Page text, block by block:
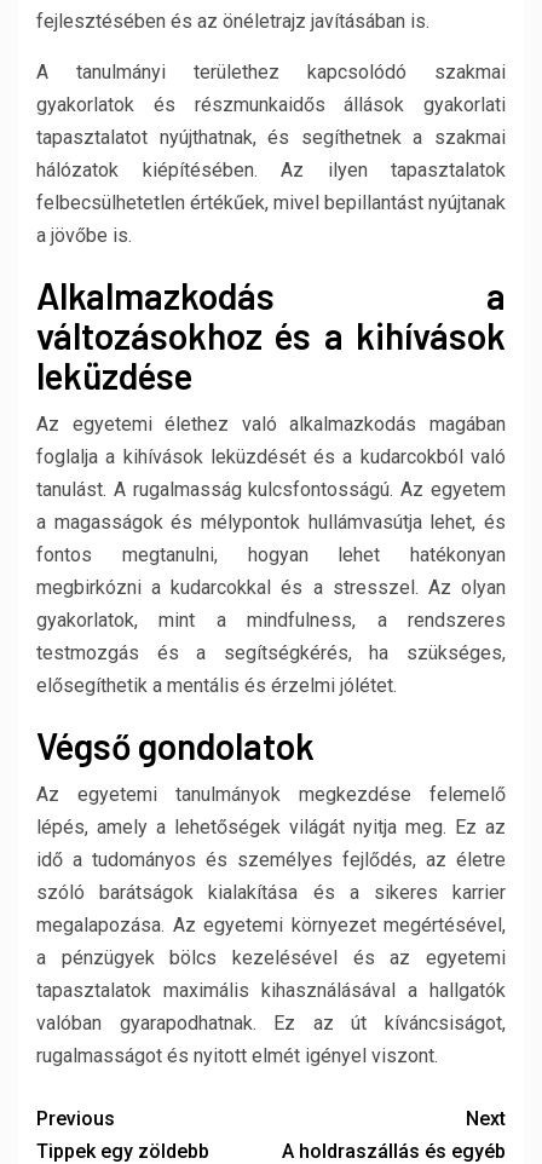
fejlesztésében és az önéletrajz javításában is.
A tanulmányi területhez kapcsolódó szakmai
gyakorlatok és részmunkaidős állások gyakorlati
tapasztalatot nyújthatnak, és segíthetnek a szakmai
hálózatok kiépítésében. Az ilyen tapasztalatok
felbecsülhetetlen értékűek, mivel bepillantást nyújtanak
a jövőbe is.
Alkalmazkodás a
változásokhoz és a kihívások
leküzdése
Az egyetemi élethez való alkalmazkodás magában
foglalja a kihívások leküzdését és a kudarcokból való
tanulást. A rugalmasság kulcsfontosságú. Az egyetem
a magasságok és mélypontok hullámvasútja lehet, és
fontos megtanulni, hogyan lehet hatékonyan
megbirkózni a kudarcokkal és a stresszel. Az olyan
gyakorlatok, mint a mindfulness, a rendszeres
testmozgás és a segítségkérés, ha szükséges,
elősegíthetik a mentális és érzelmi jólétet.
Végső gondolatok
Az egyetemi tanulmányok megkezdése felemelő
lépés, amely a lehetőségek világát nyitja meg. Ez az
idő a tudományos és személyes fejlődés, az életre
szóló barátságok kialakítása és a sikeres karrier
megalapozása. Az egyetemi környezet megértésével,
a pénzügyek bölcs kezelésével és az egyetemi
tapasztalatok maximális kihasználásával a hallgatók
valóban gyarapodhatnak. Ez az út kíváncsiságot,
rugalmasságot és nyitott elmét igényel viszont.
Previous
Tippek egy zöldebb
Next
A holdraszállás és egyéb